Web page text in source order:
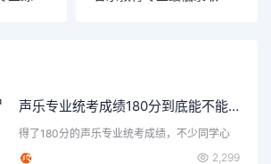
声乐专业统考成绩180分到底能不能报考本科，背后藏着哪些秘密？
得了180分的声乐专业统考成绩，不少同学心
里都会打个问号：这…
2,299